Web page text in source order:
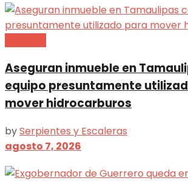
Aseguran inmueble en
equipo presuntamente
mover hidrocarburos
bySerpientes y Escaleras
agosto 7, 2026